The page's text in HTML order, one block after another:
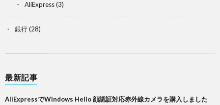
AliExpress(3)
銀行(28)
最新記事
AliExpressでWindows Hello 顔認証対応赤外線カメラを購入しました